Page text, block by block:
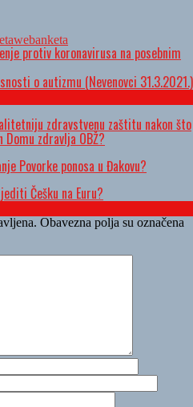
webanketa
protiv koronavirusa na posebnim
o autizmu (Nevenovci 31.3.2021.)
zdravstvenu zaštitu nakon što
zdravlja OBŽ?
Povorke ponosa u Đakovu?
Češku na Euru?
Obavezna polja su označena